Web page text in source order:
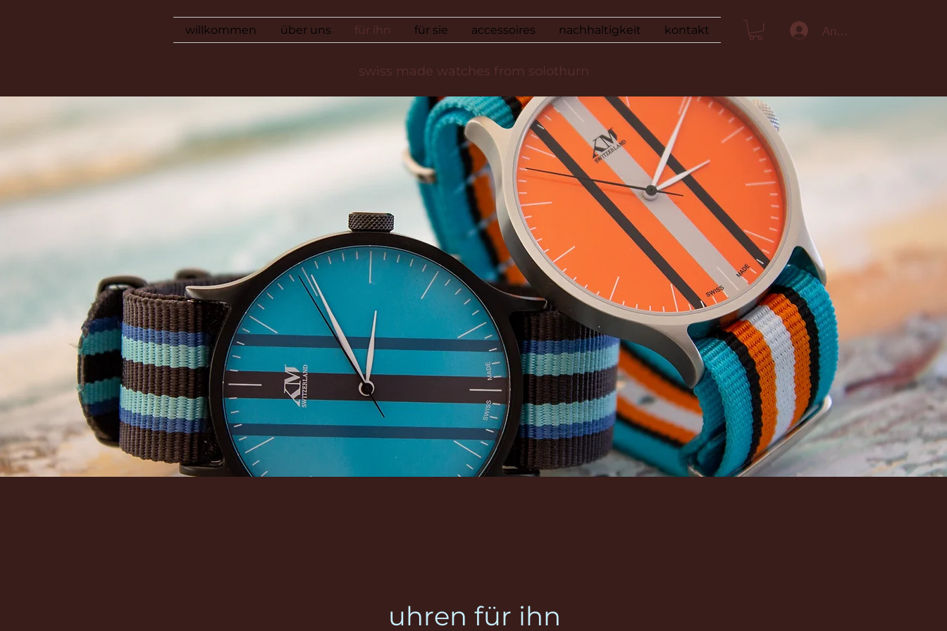
willkommen über uns für ihn für sie accessoires nachhaltigkeit kontakt Anmelden
swiss made watches from solothurn
uhren für ihn